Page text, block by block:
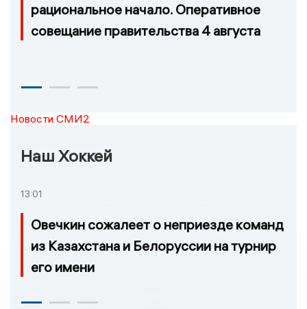
рациональное начало. Оперативное
совещание правительства 4 августа
Новости СМИ2
Наш Хоккей
13:01
Овечкин сожалеет о неприезде команд
из Казахстана и Белоруссии на турнир
его имени